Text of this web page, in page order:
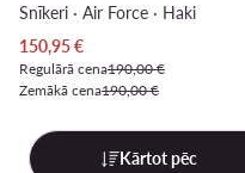
Snīkeri · Air Force · Haki
Pašreizējā cena
150,95€
Regulārā cena190,00 €
Zemākā cena190,00 €
Kārtot pēc